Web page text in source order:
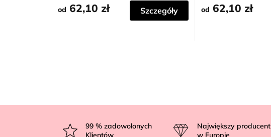
od 62,10 zł Szczegóły od 62,10 zł
99% zadowolonych
Klientów
Największy producent
w Europie